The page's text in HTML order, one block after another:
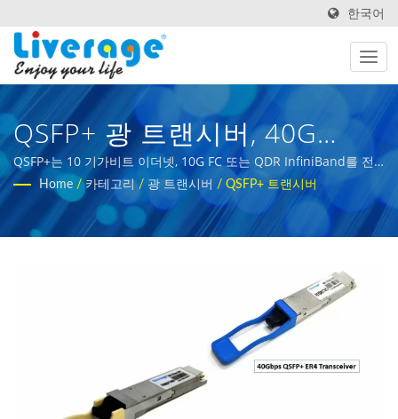
한국어
QSFP+ 광 트랜시버, 40G
QSFP+ 트랜시버 | 5G 네트워
크를 위한 고성능 광섬유 트랜
시버
QSFP+는 10 기가비트 이더넷, 10G FC 또는 QDR InfiniBand를 전
송하는 네 개의 10 기가비트/초 채널을 지원하기 위한 QSFP의 진화
입니다. | 국제 구매자를 위한 광섬유 측정 장비
Home / 카테고리 / 광 트랜시버 / QSFP+ 트랜시버